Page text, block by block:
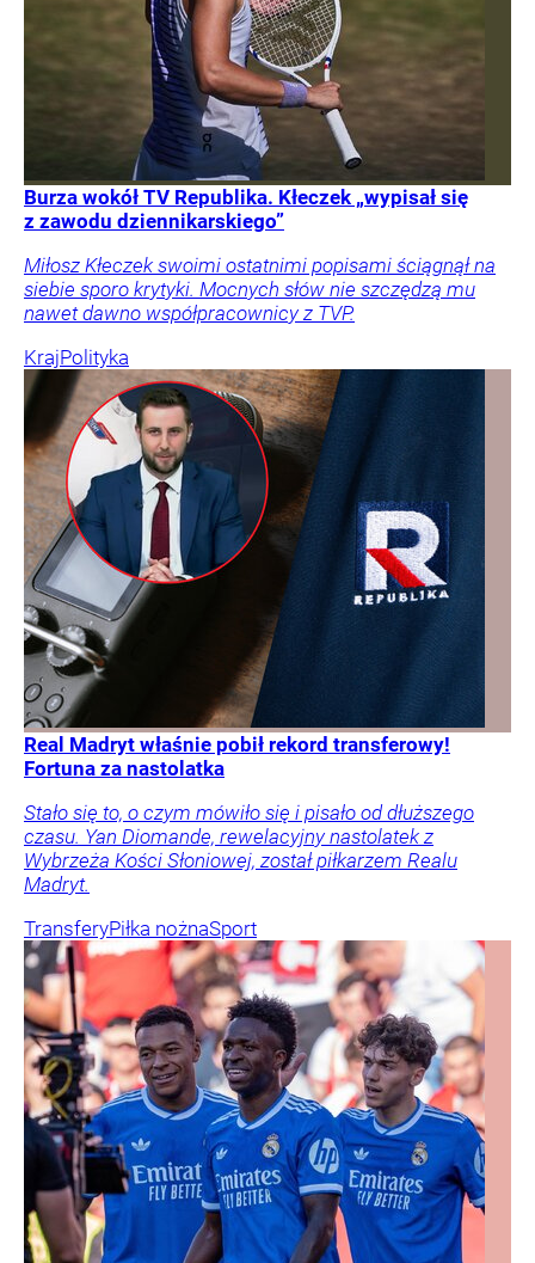
Burza wokół TV Republika. Kłeczek „wypisał się
z zawodu dziennikarskiego”
Miłosz Kłeczek swoimi ostatnimi popisami ściągnął na
siebie sporo krytyki. Mocnych słów nie szczędzą mu
nawet dawno współpracownicy z TVP.
KrajPolityka
Real Madryt właśnie pobił rekord transferowy!
Fortuna za nastolatka
Stało się to, o czym mówiło się i pisało od dłuższego
czasu. Yan Diomande, rewelacyjny nastolatek z
Wybrzeża Kości Słoniowej, został piłkarzem Realu
Madryt.
TransferyPiłka nożnaSport